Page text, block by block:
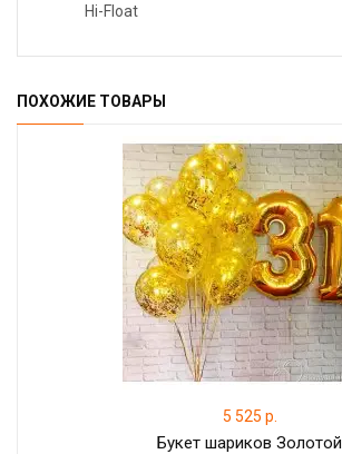
Hi-Float
ПОХОЖИЕ ТОВАРЫ
5 525 р.
Букет шариков Золотой